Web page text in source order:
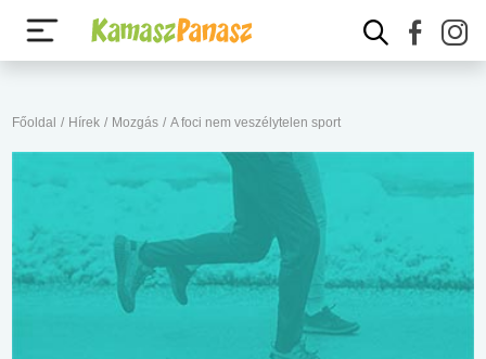
Főoldal / Hírek / Mozgás / A foci nem veszélytelen sport